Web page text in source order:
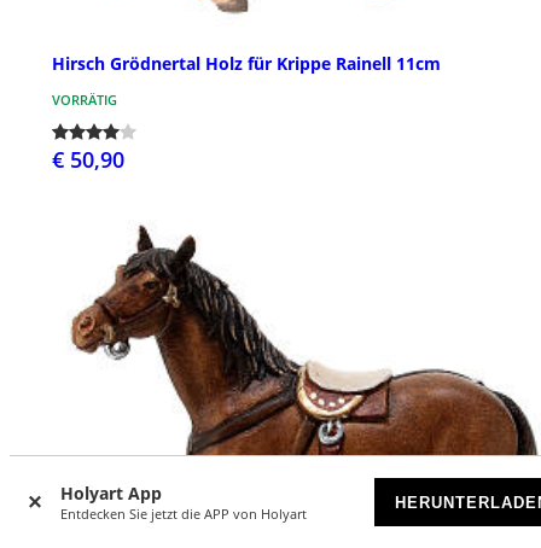
Holyart App
Entdecken Sie jetzt die APP von Holyart
Hirsch Grödnertal Holz für Krippe Rainell 11cm
VORRÄTIG
€ 50,90